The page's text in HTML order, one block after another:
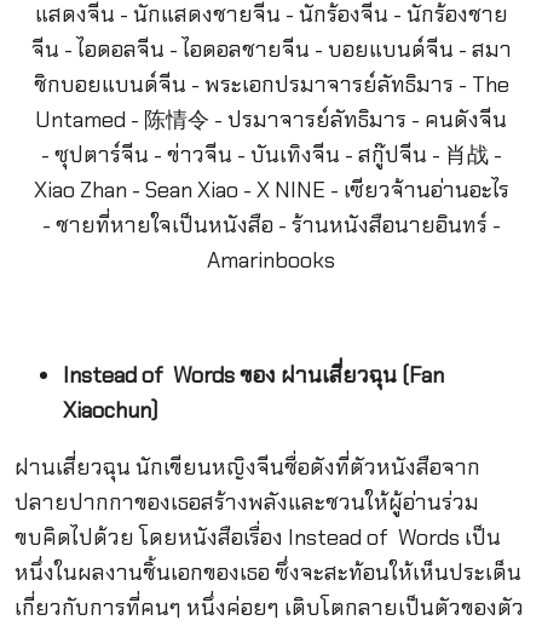
Instead of Words ของ ฝานเสี่ยวฉุน (Fan
Xiaochun)
ฝานเสี่ยวฉุน นักเขียนหญิงจีนชื่อดังที่ตัวหนังสือจาก
ปลายปากกาของเธอสร้างพลังและชวนให้ผู้อ่านร่วม
ขบคิดไปด้วย โดยหนังสือเรื่อง Instead of Words เป็น
หนึ่งในผลงานชิ้นเอกของเธอ ซึ่งจะสะท้อนให้เห็นประเด็น
เกี่ยวกับการที่คนๆ หนึ่งค่อยๆ เติบโตกลายเป็นตัวของตัว